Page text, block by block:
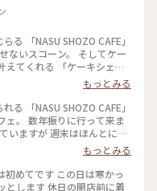
る 「NASU SHOZO CAFE」
ないスコーン。 そしてケー
えてくれる 「ケーキシェス
レモンのレアチーズケー
と食感。 ベリージャムと固
高に合い かぼちゃプリンも
さんの空気感や 那須
離れゆるりと過ごせる 唯一
ェでした。 #ちいさな列車旅
ウゾウカフェ #木漏れ日のカ
もっとみる
る 「NASU SHOZO CAFE」
。 数年振りに行って来ま
いますが 週末はほんとに混
で ずっと諦めていました。
に行けたので それほど待た
て、気になっていた ワイン
ナーコーヒーを 那須の自然
もっとみる
とします 休日の開店前に着